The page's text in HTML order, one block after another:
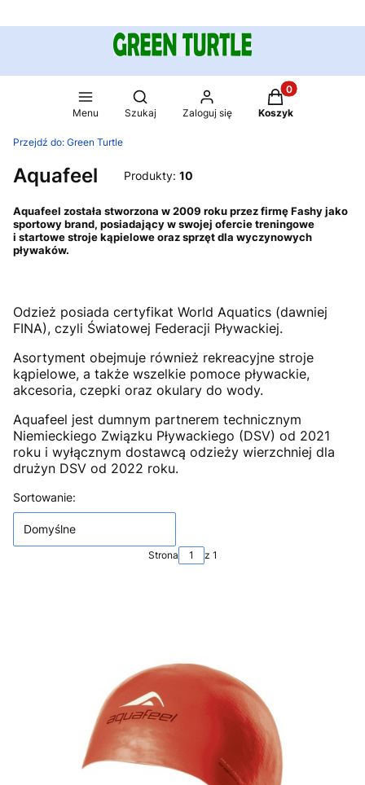
Menu
Otwórz wyszukiwarkę
Szukaj Zaloguj się
Produkty w
Koszyk
Przejdź do: Green Turtle
Aquafeel Produkty: 10
Aquafeel została stworzona w 2009 roku przez firmę Fashy jako
sportowy brand, posiadający w swojej ofercie treningowe
i startowe stroje kąpielowe oraz sprzęt dla wyczynowych
pływaków.
Odzież posiada certyfikat World Aquatics (dawniej
FINA), czyli Światowej Federacji Pływackiej.
Asortyment obejmuje również rekreacyjne stroje
kąpielowe, a także wszelkie pomoce pływackie,
akcesoria, czepki oraz okulary do wody.
Aquafeel jest dumnym partnerem technicznym
Niemieckiego Związku Pływackiego (DSV) od 2021
roku i wyłącznym dostawcą odzieży wierzchniej dla
drużyn DSV od 2022 roku.
Lista produktów
Sortowanie:
Domyślne
Strona z 1